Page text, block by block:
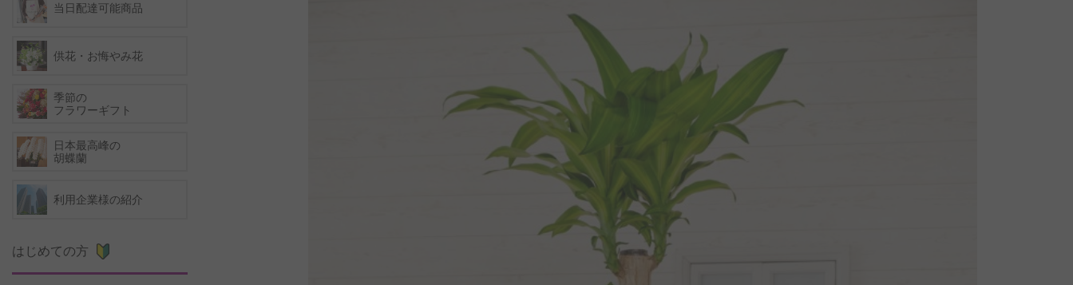
当日配達可能商品
供花・お悔やみ花
季節の
フラワーギフト
日本最高峰の
胡蝶蘭
利用企業様の紹介
はじめての方